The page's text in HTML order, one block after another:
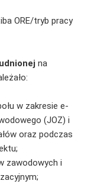
ORE/tryb pracy
na
w zakresie e-
(JOZ) i
oraz podczas
zawodowych i